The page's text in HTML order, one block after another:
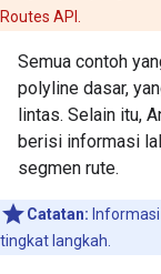
Routes API.
Semua contoh
polyline dasar,
lintas. Selain itu,
berisi informasi
segmen rute.
Catatan:
tingkat langkah.